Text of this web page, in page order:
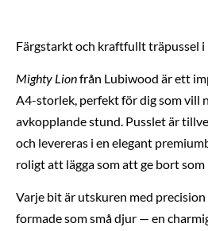
Färgstarkt och kraftfullt träpussel
Mighty Lionfrån Lubiwood är ett
A4-storlek, perfekt för dig som vill
avkopplande stund. Pusslet är
och levereras i en elegant
roligt att lägga som att ge bort som
Varje bit är utskuren med
formade som små djur — en